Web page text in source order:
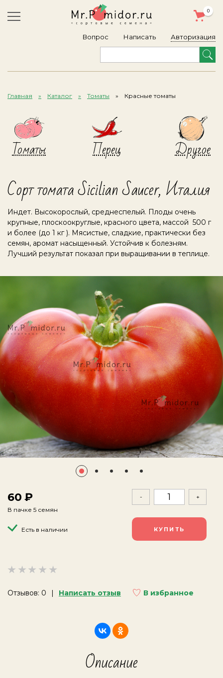
Вопрос Написать
0
Авторизация
Главная Каталог Томаты Красные томаты
Томаты Перец Другое
Сорт томата Sicilian Saucer, Италия
Индет. Высокорослый, среднеспелый. Плоды очень
крупные, плоскоокруглые, красного цвета, массой 500 г
и более (до 1 кг ). Мясистые, сладкие, практически без
семян, аромат насыщенный. Устойчив к болезням.
Лучший результат показал при выращивании в теплице.
Отзывов: 0 Написать отзыв В избранное
60
В пачке 5 семян
Есть в наличии
- +
Описание